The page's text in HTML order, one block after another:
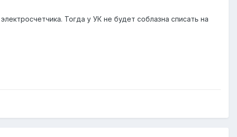
Тогда у УК не будет соблазна списать на